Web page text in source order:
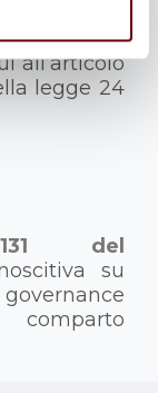
sulle
all’articolo
legge 24
del
su